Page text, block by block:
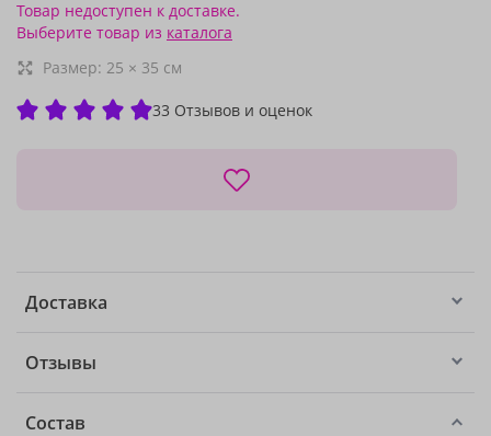
Товар недоступен к доставке.
Выберите товар из каталога
Размер: 25 × 35 см
33 Отзывов и оценок
Доставка
Отзывы
Состав